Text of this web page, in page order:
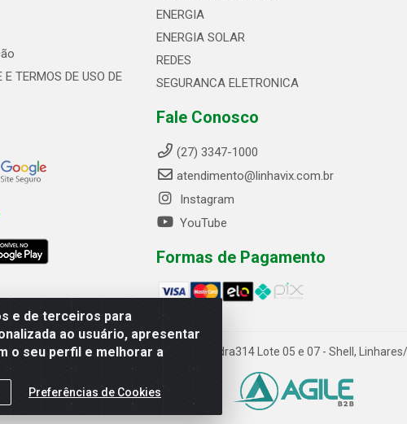
e de terceiros para
ao usuário, apresentar
o seu perfil e melhorar a
Preferências de Cookies
TERMOS DE USO DE
ENERGIA
ENERGIA SOLAR
REDES
SEGURANCA ELETRONICA
Fale Conosco
(27) 3347-1000
atendimento@linhavix.com.br
Instagram
YouTube
Formas de Pagamento
LTDA - Avenida Alegre, 2521 - Quadra314 Lote 05 e 07 - Shell,